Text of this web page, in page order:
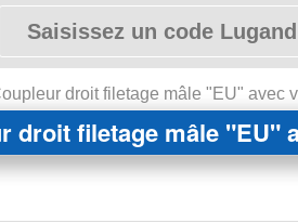
droit filetage mâle "EU" avec
droit filetage mâle "EU"